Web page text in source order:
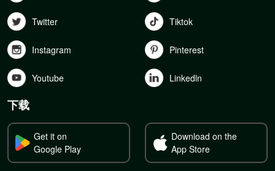
Twitter Tiktok
Instagram Pinterest
Youtube Linkedln
下载
Get it on
Google Play
Download on the
App Store